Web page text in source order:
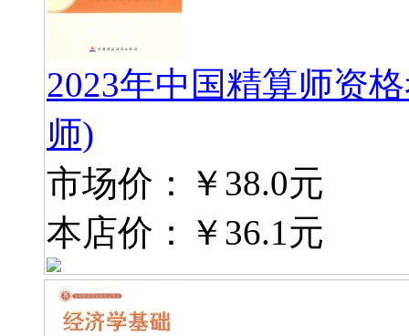
2023年中国精算师资
师)
市场价：
￥38.0元
本店价：
￥36.1元